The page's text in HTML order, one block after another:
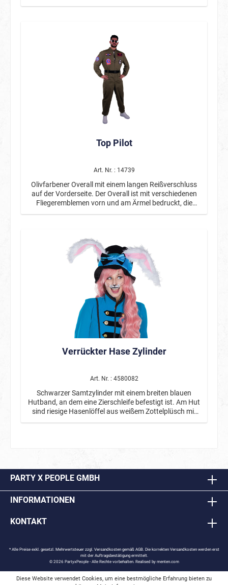
Top Pilot
Art. Nr. : 14739
Olivfarbener Overall mit einem langen Reißverschluss
auf der Vorderseite. Der Overall ist mit verschiedenen
Fliegeremblemen vorn und am Ärmel bedruckt, die
Rückseite ist uni. Ein schwarzer Gürtel ist im
Verrückter Hase Zylinder
Art. Nr. : 4580082
Schwarzer Samtzylinder mit einem breiten blauen
Hutband, an dem eine Zierschleife befestigt ist. Am Hut
sind riesige Hasenlöffel aus weißem Zottelplüsch mit
PARTY X PEOPLE GMBH
INFORMATIONEN
KONTAKT
* Alle Preise exkl. gesetzl. Mehrwertsteuer zzgl. Versandkostengemäß AGB. Die korrekten Versandkosten werden erst
mit der Auftragsbestätigung ermittelt.
© 2026 PartyxPeople - Alle Rechte vorbehalten. Realised by menten.com
Diese Website verwendet Cookies, um eine bestmögliche Erfahrung bieten zu